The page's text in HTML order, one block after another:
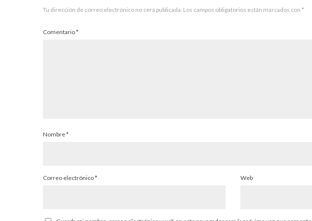
Tu dirección de correo electrónico no será publicada. Los campos obligatorios están marcados con *
Comentario*
Nombre*
Correo electrónico* Web